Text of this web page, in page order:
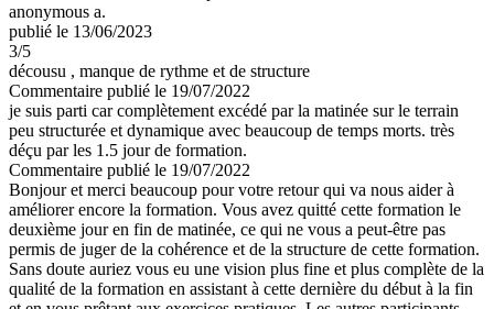
anonymous a.
publié le 13/06/2023
3/5
décousu , manque de rythme et de structure
Commentaire publié le 19/07/2022
je suis parti car complètement excédé par la matinée sur le terrain
peu structurée et dynamique avec beaucoup de temps morts. très
déçu par les 1.5 jour de formation.
Commentaire publié le 19/07/2022
Bonjour et merci beaucoup pour votre retour qui va nous aider à
améliorer encore la formation. Vous avez quitté cette formation le
deuxième jour en fin de matinée, ce qui ne vous a peut-être pas
permis de juger de la cohérence et de la structure de cette formation.
Sans doute auriez vous eu une vision plus fine et plus complète de la
qualité de la formation en assistant à cette dernière du début à la fin